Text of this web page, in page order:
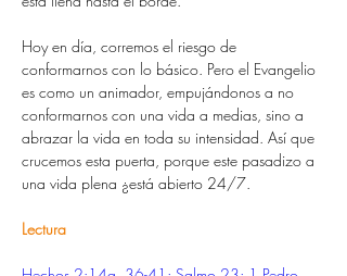
Hoy en día, corremos el riesgo de
conformarnos con lo básico. Pero el Evangelio
es como un animador, empujándonos a no
conformarnos con una vida a medias, sino a
abrazar la vida en toda su intensidad. Así que
crucemos esta puerta, porque este pasadizo a
una vida plena ¿está abierto 24/7.
Lectura